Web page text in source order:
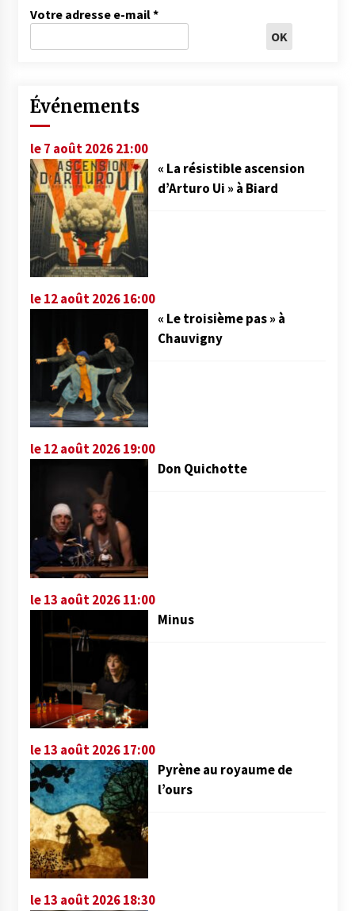
Votre adresse e-mail*
Événements
le 7 août 2026 21:00
« La résistible ascension
d’Arturo Ui » à Biard
le 12 août 2026 16:00
« Le troisième pas » à
Chauvigny
le 12 août 2026 19:00
Don Quichotte
le 13 août 2026 11:00
Minus
le 13 août 2026 17:00
Pyrène au royaume de
l’ours
le 13 août 2026 18:30